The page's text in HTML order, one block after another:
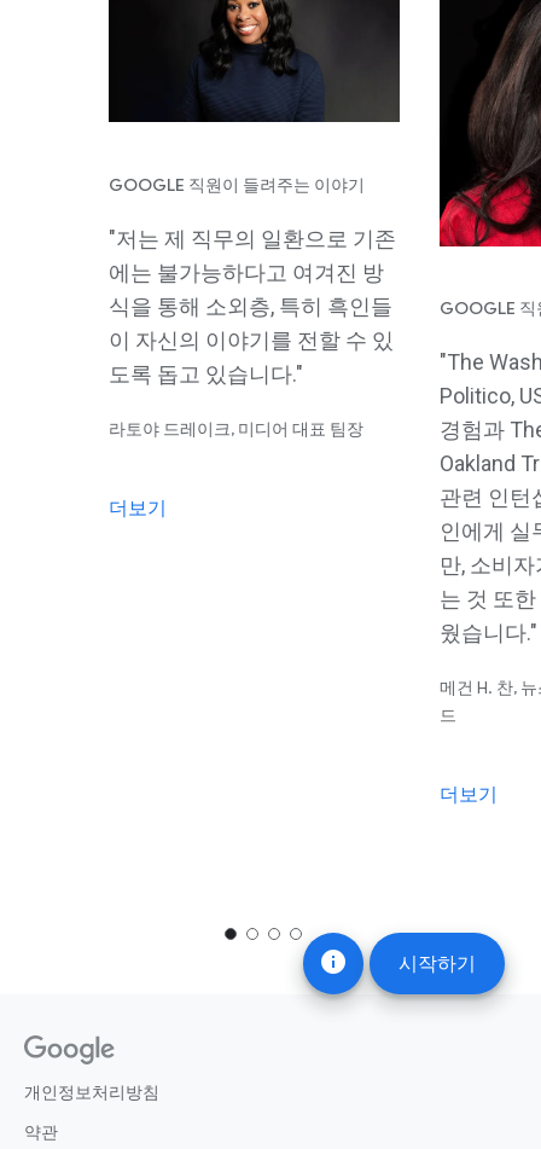
info 시작하기
GOOGLE 직원이 들려주는 이야기
"저는 제 직무의 일환으로 기존
에는 불가능하다고 여겨진 방
식을 통해 소외층, 특히 흑인들
이 자신의 이야기를 전할 수 있
도록 돕고 있습니다."
라토야 드레이크, 미디어 대표 팀장
더보기
GOOGLE 직
"The
Politico,
경험과
Oakland
관련 인턴
인에게 실
만, 소비
는 것 또
웠습니다."
메건 H. 찬,
드
더보기
개인정보처리방침
약관